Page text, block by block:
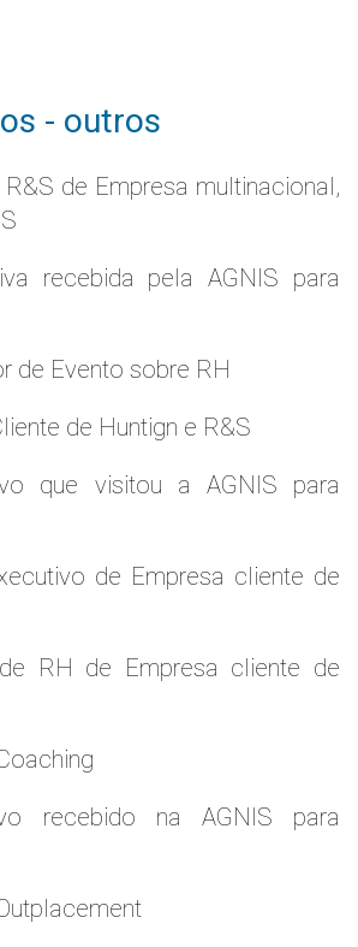
- outros
de Empresa multinacional,
recebida pela AGNIS para
de Evento sobre RH
de Huntign e R&S
que visitou a AGNIS para
de Empresa cliente de
RH de Empresa cliente de
recebido na AGNIS para